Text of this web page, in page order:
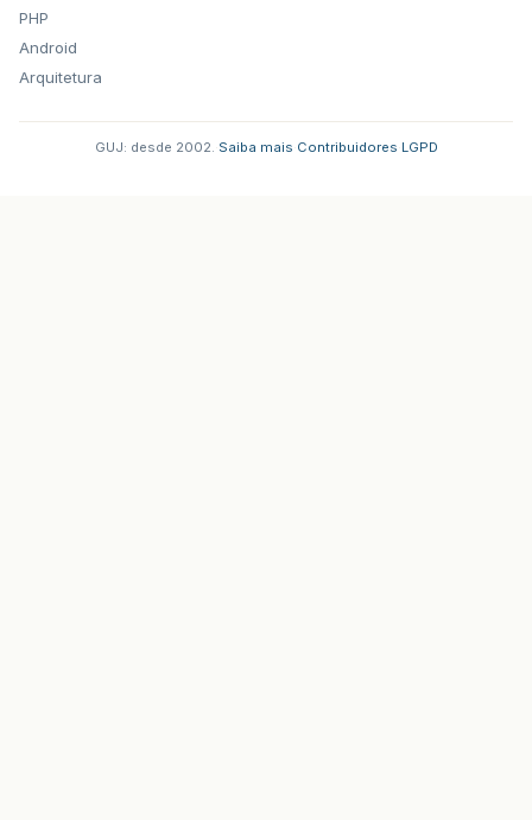
PHP
Android
Arquitetura
GUJ: desde 2002. Saiba mais Contribuidores LGPD